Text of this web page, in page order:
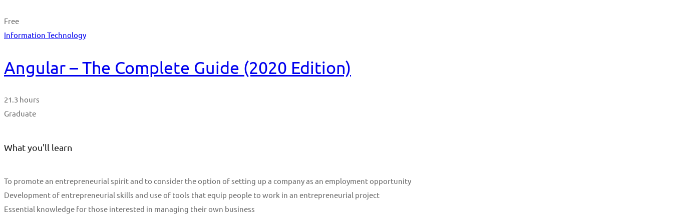
Free
Information Technology
Angular – The Complete Guide (2020 Edition)
21.3 hours
Graduate
What you'll learn
To promote an entrepreneurial spirit and to consider the option of setting up a company as an employment opportunity
Development of entrepreneurial skills and use of tools that equip people to work in an entrepreneurial project
Essential knowledge for those interested in managing their own business